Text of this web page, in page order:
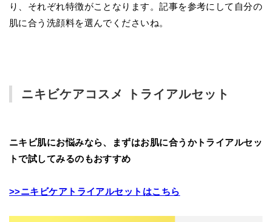
り、それぞれ特徴がことなります。記事を参考にして自分の
肌に合う洗顔料を選んでくださいね。
ニキビケアコスメ トライアルセット
ニキビ肌にお悩みなら、まずはお肌に合うかトライアルセッ
トで試してみるのもおすすめ
>>ニキビケアトライアルセットはこちら